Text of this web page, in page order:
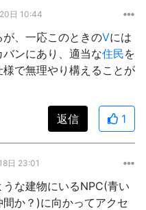
日 10:44
、一応このときのVには
バンにあり、適当な住民を
で無理やり構えることが
返信 1
日 23:01
うな建物にいるNPC(青い
か？)に向かってアクセ